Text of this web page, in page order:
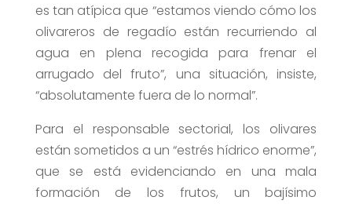
es tan atípica que “estamos viendo cómo los
olivareros de regadío están recurriendo al
agua en plena recogida para frenar el
arrugado del fruto”, una situación, insiste,
“absolutamente fuera de lo normal”.
Para el responsable sectorial, los olivares
están sometidos a un “estrés hídrico enorme”,
que se está evidenciando en una mala
formación de los frutos, un bajísimo